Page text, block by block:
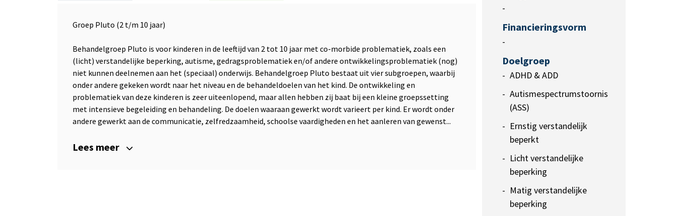
Groep Pluto (2 t/m 10 jaar)
Behandelgroep Pluto is voor kinderen in de leeftijd van 2 tot 10 jaar met co-morbide problematiek, zoals een
(licht) verstandelijke beperking, autisme, gedragsproblematiek en/of andere ontwikkelingsproblematiek (nog)
niet kunnen deelnemen aan het (speciaal) onderwijs. Behandelgroep Pluto bestaat uit vier subgroepen, waarbij
onder andere gekeken wordt naar het niveau en de behandeldoelen van het kind. De ontwikkeling en
problematiek van deze kinderen is zeer uiteenlopend, maar allen hebben zij baat bij een kleine groepssetting
met intensieve begeleiding en behandeling. De doelen waaraan gewerkt wordt varieert per kind. Er wordt onder
andere gewerkt aan de communicatie, zelfredzaamheid, schoolse vaardigheden en het aanleren van gewenst...
Lees meer
-
Financieringsvorm
-
Doelgroep
ADHD & ADD
Autismespectrumstoornis
(ASS)
Ernstig verstandelijk
beperkt
Licht verstandelijke
beperking
Matig verstandelijke
beperking